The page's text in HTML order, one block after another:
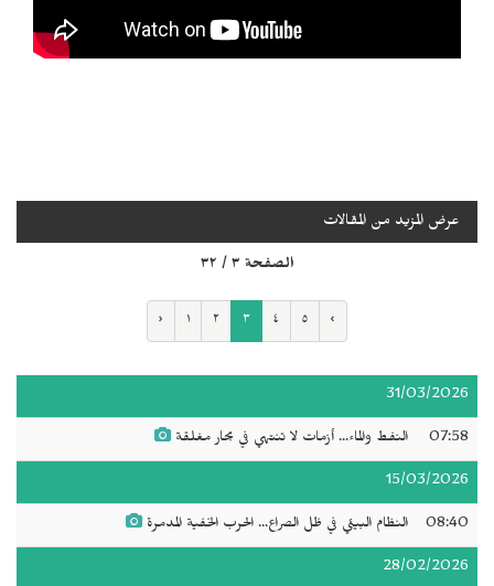
عرض المزيد من المقالات
الصفحة ٣ / ٣٢
‹ ١ ٢ ٣ ٤ ٥ ›
31/03/2026
07:58 النفط والماء... أزمات لا تنتهي في بحار مغلقة
15/03/2026
08:40 النظام البيئي في ظل الصراع... الحرب الخفية المدمرة
28/02/2026